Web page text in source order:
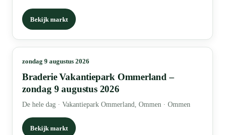
Bekijk markt
zondag 9 augustus 2026
Braderie Vakantiepark Ommerland –
zondag 9 augustus 2026
De hele dag · Vakantiepark Ommerland, Ommen · Ommen
Bekijk markt